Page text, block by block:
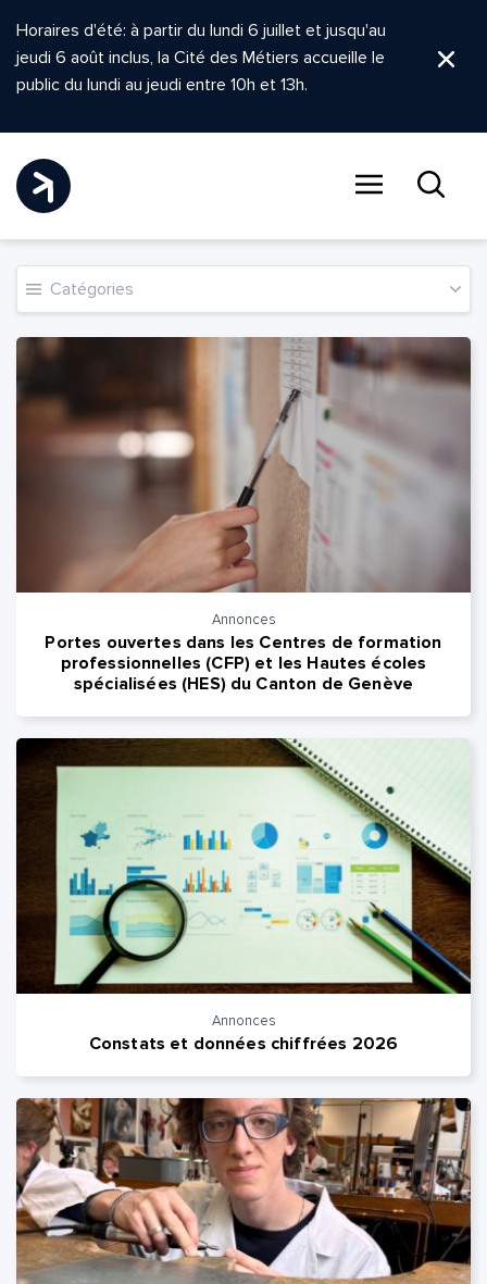
Horaires d'été: à partir du lundi 6 juillet et jusqu'au
jeudi 6 août inclus, la Cité des Métiers accueille le
public du lundi au jeudi entre 10h et 13h.
Catégories
Annonces
Portes ouvertes dans les Centres de formation
professionnelles (CFP) et les Hautes écoles
spécialisées (HES) du Canton de Genève
Annonces
Constats et données chiffrées 2026